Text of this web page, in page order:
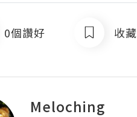
0個讚好 收藏
Meloching